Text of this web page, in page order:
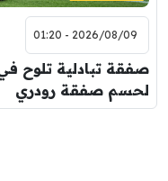
2026/08/09 - 01:20
صفقة تبادلية تلوح
لحسم صفقة رودري